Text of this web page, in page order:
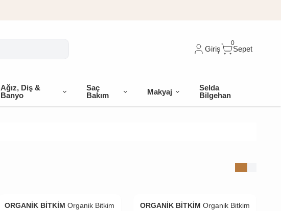
Giriş
0
Sepet
Ağız, Diş &
Banyo
Saç
Bakım
Makyaj
Selda
Bilgehan
ORGANİK BİTKİM Organik Bitkim
ORGANİK BİTKİM Organik Bitkim